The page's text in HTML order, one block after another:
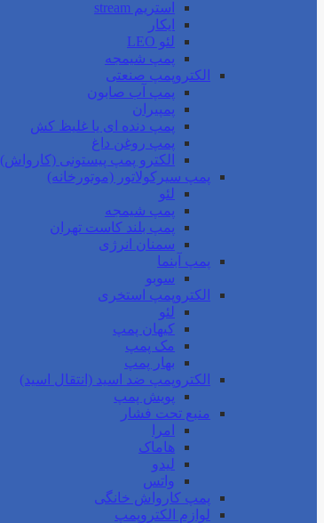
استریم stream
ایکار
لئو LEO
پمپ شیمجه
الکتروپمپ صنعتی
پمپ آب صابون
پمپیران
پمپ دنده ای یا غلیظ کش
پمپ روغن داغ
الکترو پمپ پیستونی (کارواش)
پمپ سیرکولاتور (موتورخانه)
لئو
پمپ شیمجه
پمپ بلند کاست تهران
سمنان انرژی
پمپ آبنما
سوبو
الکتروپمپ استخری
لئو
کیهان پمپ
مک پمپ
بهار پمپ
الکتروپمپ ضد اسید (انتقال اسید)
پویش پمپ
منبع تحت فشار
امرا
هاماک
لیدو
واتس
پمپ کارواش خانگی
لوازم الکتروپمپ